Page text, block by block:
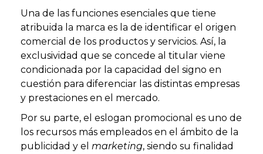
Una de las funciones esenciales que tiene
atribuida la marca es la de identificar el origen
comercial de los productos y servicios. Así, la
exclusividad que se concede al titular viene
condicionada por la capacidad del signo en
cuestión para diferenciar las distintas empresas
y prestaciones en el mercado.
Por su parte, el eslogan promocional es uno de
los recursos más empleados en el ámbito de la
publicidad y el marketing, siendo su finalidad